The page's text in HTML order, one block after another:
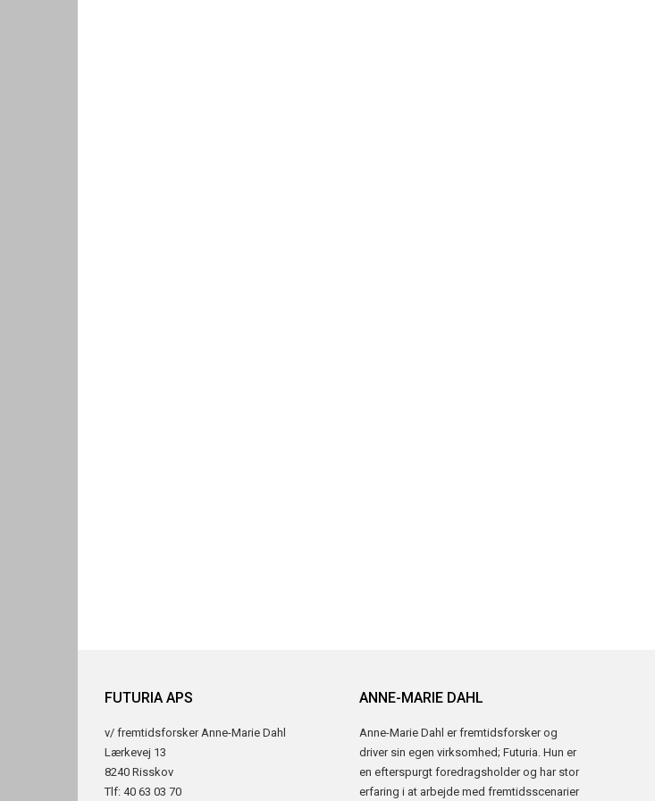
FUTURIA APS
v/ fremtidsforsker Anne-Marie Dahl
Lærkevej 13
8240 Risskov
Tlf: 40 63 03 70
ANNE-MARIE DAHL
Anne-Marie Dahl er fremtidsforsker og
driver sin egen virksomhed; Futuria. Hun er
en efterspurgt foredragsholder og har stor
erfaring i at arbejde med fremtidsscenarier